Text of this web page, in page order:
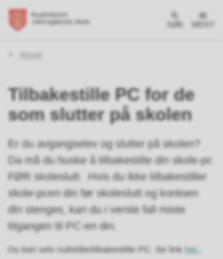
SØK MENY
Aktuelt
Tilbakestille PC for de
som slutter på skolen
Er du avgangselev og slutter på skolen?
Da må du huske å tilbakestille din skole-pc
FØR skoleslutt. Hvis du ikke tilbakestiller
skole-pcen din før skoleslutt og kontoen
din stenges, kan du i verste fall miste
tilgangen til PC-en din.
Du kan selv nullstille/tilbakestille PC. Se link her.